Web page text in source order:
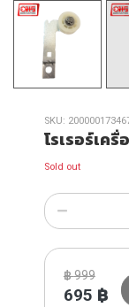
SKU:
โรเรอร์เค
Sold out
฿999
695 ฿